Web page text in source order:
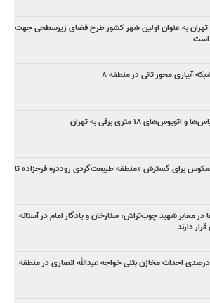
تهران به عنوان اولین شهر کشور طرح فضای زیرسطحی جهت
است
آبیاری محور ثانی در منطقه ۸
۱۸ متری برقی به تهران
برای گسترش «منطقه طبیعت‌گردی روددره فرحزاد» تا
معابر شهید چوب‌تراش، ستارخان و یادگار امام در آستانه
دارند
تکمیل ۹۰ درصدی احداث مخازن بتنی خواجه عبدالله انصاری در منطقه